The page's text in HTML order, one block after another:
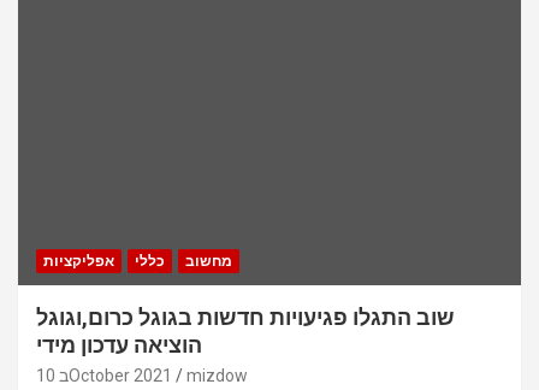
אפליקציות כללי מחשוב
שוב התגלו פגיעויות חדשות בגוגל כרום,וגוגל
הוציאה עדכון מידי
10 בOctober 2021 mizdow